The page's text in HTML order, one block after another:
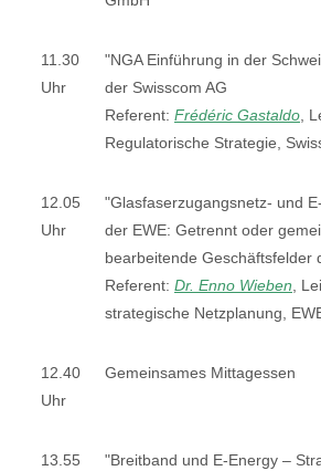
11.30
Uhr
"NGA Einführung in der
der Swisscom AG
Referent: Frédéric Gastaldo ,
Regulatorische Strategie,
12.05
Uhr
"Glasfaserzugangsnetz- und
der EWE: Getrennt oder
bearbeitende Geschäftsfelder
Referent: Dr. Enno Wieben ,
strategische Netzplanung,
12.40
Uhr
Gemeinsames Mittagessen
13.55
"Breitband und E-Energy –